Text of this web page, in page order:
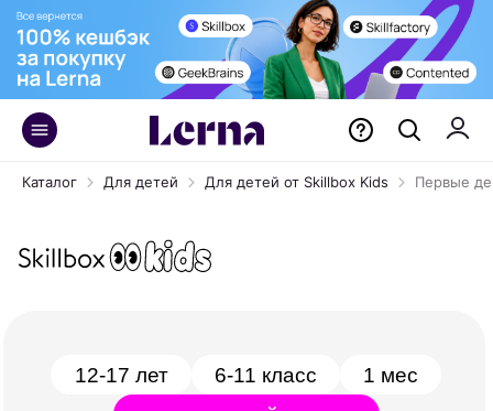
Каталог Для детей Для детей от Skillbox Kids Первые
Первые деньги